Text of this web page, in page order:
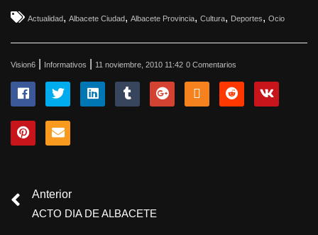
Actualidad, Albacete Ciudad, Albacete Provincia, Cultura, Deportes, Ocio
Vision6 Informativos 11 noviembre, 2010 11:42 0 Comentarios
Anterior
ACTO DIA DE ALBACETE